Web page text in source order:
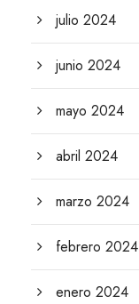
julio 2024
junio 2024
mayo 2024
abril 2024
marzo 2024
febrero 2024
enero 2024